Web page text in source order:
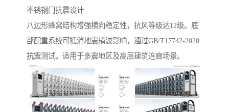
不锈钢门抗震设计‌
八边形蜂窝结构增强横向稳定性，抗风等级达12级。底
部配重系统可抵消地震横波影响，通过GB/T17742-2020
抗震测试。适用于多震地区及高层建筑连廊场景。